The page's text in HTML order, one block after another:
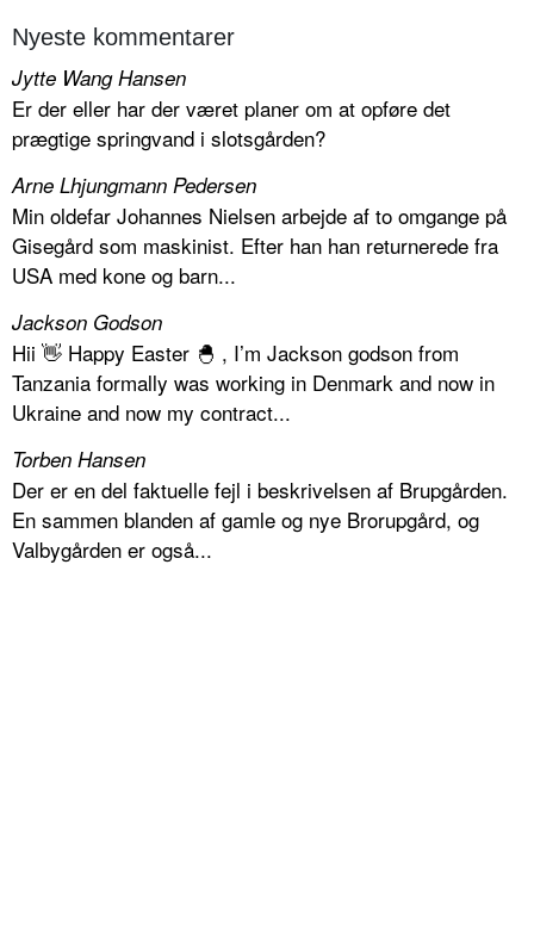
Nyeste kommentarer
Jytte Wang Hansen
Er der eller har der været planer om at opføre det
prægtige springvand i slotsgården?
Arne Lhjungmann Pedersen
Min oldefar Johannes Nielsen arbejde af to omgange på
Gisegård som maskinist. Efter han han returnerede fra
USA med kone og barn...
Jackson Godson
Hii 👋 Happy Easter 🐣 , I’m Jackson godson from
Tanzania formally was working in Denmark and now in
Ukraine and now my contract...
Torben Hansen
Der er en del faktuelle fejl i beskrivelsen af Brupgården.
En sammen blanden af gamle og nye Brorupgård, og
Valbygården er også...